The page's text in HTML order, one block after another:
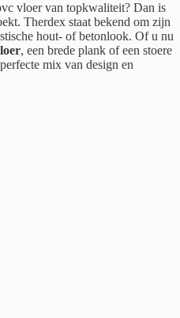
vloer van topkwaliteit? Dan is
Therdex staat bekend om zijn
hout- of betonlook. Of u nu
, een brede plank of een stoere
mix van design en